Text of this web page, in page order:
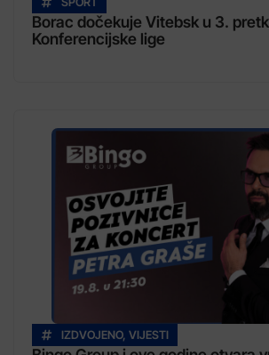
Borac dočekuje Vitebsk u 3.
Konferencijske lige
IZDVOJENO, VIJESTI